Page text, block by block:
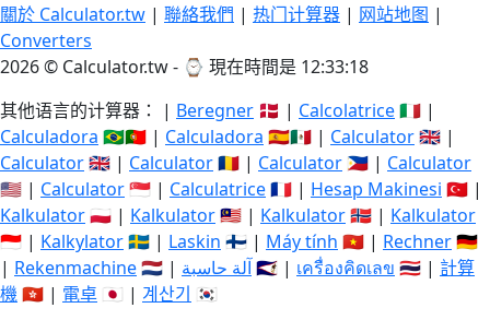
關於 Calculator.tw | 聯絡我們 | 热门计算器 | 网站地图 |
Converters
2026 © Calculator.tw - ⌚ 現在時間是 12:33:19
其他语言的计算器： | Beregner 🇩🇰 | Calcolatrice🇮🇹 |
Calculadora 🇧🇷🇵🇹 | Calculadora 🇪🇸🇲🇽 | Calculator🇬🇧 |
Calculator🇬🇧 | Calculator🇷🇴 | Calculator 🇵🇭 | Calculator
🇺🇸 | Calculator🇸🇬 | Calculatrice🇫🇷 | Hesap Makinesi 🇹🇷 |
Kalkulator🇵🇱 | Kalkulator🇲🇾 | Kalkulator🇳🇴 | Kalkulator
🇮🇩 | Kalkylator🇸🇪 | Laskin 🇫🇮 | Máy tính 🇻🇳 | Rechner🇩🇪
| Rekenmachine🇳🇱 | آلة حاسبة🇸🇦 | เครื่องคิดเลข 🇹🇭 | 計算
機🇭🇰 | 電卓 🇯🇵 | 계산기 🇰🇷